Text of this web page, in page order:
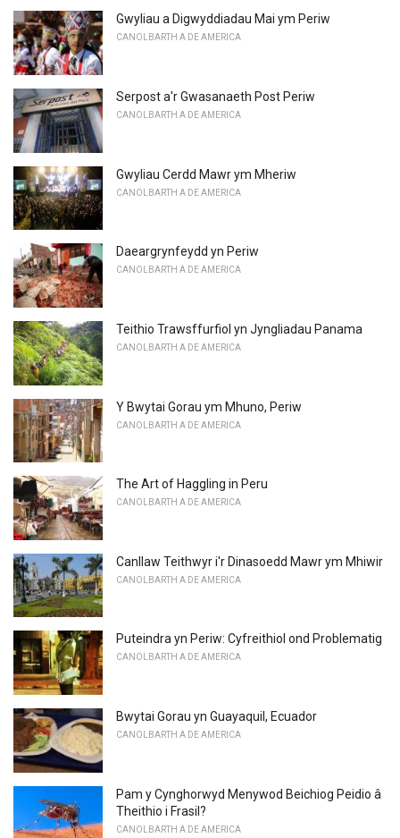
Gwyliau a Digwyddiadau Mai ym Periw
CANOLBARTH A DE AMERICA
Serpost a'r Gwasanaeth Post Periw
CANOLBARTH A DE AMERICA
Gwyliau Cerdd Mawr ym Mheriw
CANOLBARTH A DE AMERICA
Daeargrynfeydd yn Periw
CANOLBARTH A DE AMERICA
Teithio Trawsffurfiol yn Jyngliadau Panama
CANOLBARTH A DE AMERICA
Y Bwytai Gorau ym Mhuno, Periw
CANOLBARTH A DE AMERICA
The Art of Haggling in Peru
CANOLBARTH A DE AMERICA
Canllaw Teithwyr i'r Dinasoedd Mawr ym Mhiwir
CANOLBARTH A DE AMERICA
Puteindra yn Periw: Cyfreithiol ond Problematig
CANOLBARTH A DE AMERICA
Bwytai Gorau yn Guayaquil, Ecuador
CANOLBARTH A DE AMERICA
Pam y Cynghorwyd Menywod Beichiog Peidio â
Theithio i Frasil?
CANOLBARTH A DE AMERICA